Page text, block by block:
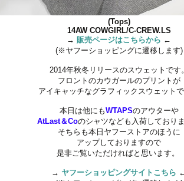
(Tops)
14AW COWGIRL/C-CREW.LS
→販売ページはこちらから ←
(※ヤフーショッピングに遷移します)
2014年秋冬リリースのスウェットです
フロントのカウガールのプリントが
アイキャッチなグラフィックスウェット
本日は他にもWTAPSのアウターや
AtLast＆Coのシャツなども入荷しており
そちらも本日ヤフーストアのほうに
アップしておりますので
是非ご覧いただければと思います。
→ ヤフーショッピングサイトこちら